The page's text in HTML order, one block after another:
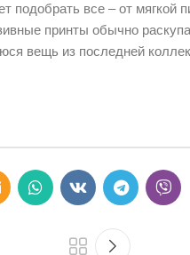
подобрать все – от мягкой
принты обычно
вещь из последней